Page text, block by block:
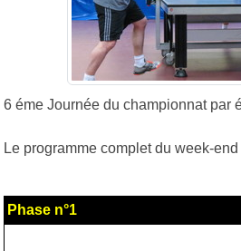
6 éme Journée du championnat par
Le programme complet du week-end
Phase n°1